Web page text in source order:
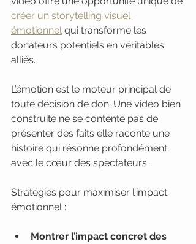
créer un storytelling visuel
émotionnel qui transforme les
donateurs potentiels en véritables
alliés.
L’émotion est le moteur principal de
toute décision de don. Une vidéo bien
construite ne se contente pas de
présenter des faits elle raconte une
histoire qui résonne profondément
avec le cœur des spectateurs.
Stratégies pour maximiser l’impact
émotionnel :
Montrer l’impact concret des